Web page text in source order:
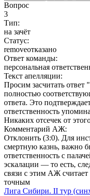
Вопрос
3
Тип:
на зачёт
Статус:
removeотказано
Ответ команды:
персональная
Текст апелляции:
Просим засчитать ответ
полностью
ответа. Это
ответственность
Никаких отсечек от
Комментарий АЖ:
Отклонить (3:0). Для
смертную казнь, важно
ответственность с
эскалации — то есть,
связи с этим АЖ считает
точным
Лига Сибири. II тур